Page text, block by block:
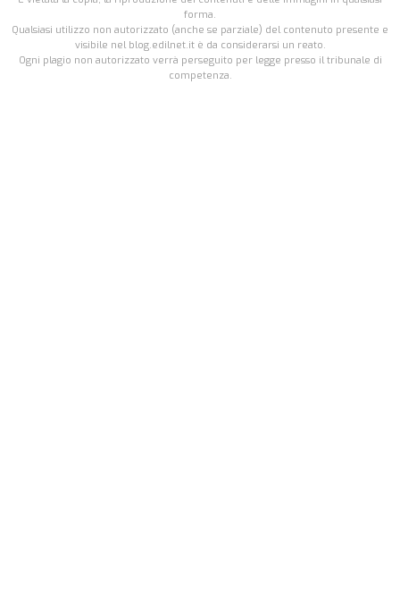
forma.
Qualsiasi utilizzo non autorizzato (anche se parziale) del contenuto presente e
visibile nel blog.edilnet.it è da considerarsi un reato.
Ogni plagio non autorizzato verrà perseguito per legge presso il tribunale di
competenza.